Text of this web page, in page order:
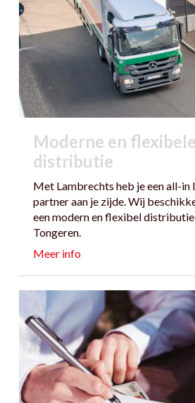
Moderne en
distributie
Met Lambrechts heb je een all-in
partner aan je zijde. Wij
een modern en flexibel
Tongeren.
Meer info